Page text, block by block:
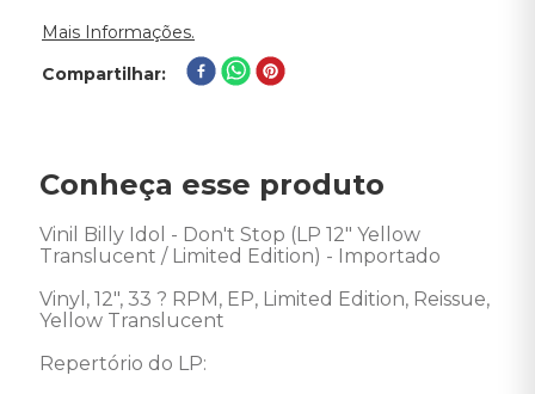
Mais Informações.
Compartilhar
Conheça esse produto
Vinil Billy Idol - Don't Stop (LP 12" Yellow
Translucent / Limited Edition) - Importado
Vinyl, 12", 33 ? RPM, EP, Limited Edition, Reissue,
Yellow Translucent
Repertório do LP: